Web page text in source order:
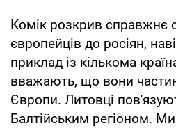
Комік розкрив справжнє
європейців до росіян,
приклад із кількома
вважають, що вони
Європи. Литовці
Балтійським регіоном.